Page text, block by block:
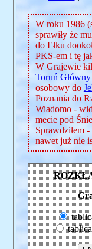
W roku 1986
sprawiły że
do Ełku
PKS-em i tę
W Grajewie
Toruń Główny
osobowy do
Poznania do
Wiadomo -
mecie pod
Sprawdziłem
nawet już nie